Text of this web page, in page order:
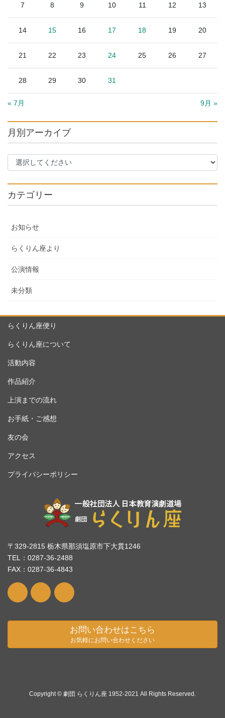
7 8 9 10 11 12 13
14 15 16 17 18 19 20
21 22 23 24 25 26 27
28 29 30 31
« 7月 9月 »
月別アーカイブ
カテゴリー
お知らせ
らくりん座より
公演情報
未分類
らくりん座便り
らくりん座について
活動内容
作品紹介
上演までの流れ
お手紙・ご感想
友の会
アクセス
プライバシーポリシー
〒329-2815 栃木県那須塩原市下大貫1246
TEL：0287-36-2488
FAX：0287-36-4843
お問い合わせはこちら
お気軽にお問い合わせください
Copyright © 劇団 らくりん座 1952-2021 All Rights Reserved.